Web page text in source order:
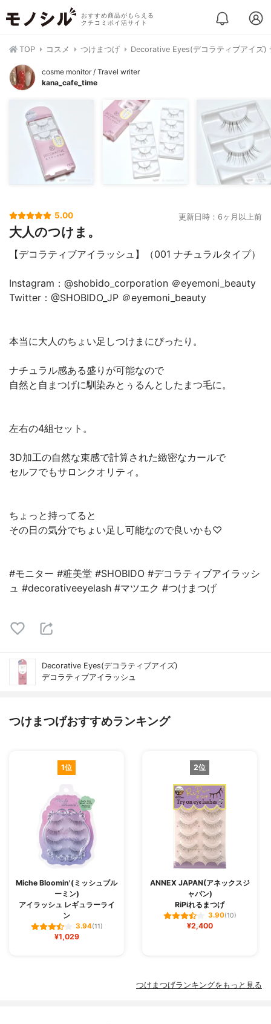
おすすめ商品がもらえる
クチコミポイ活サイト
TOP コスメ つけまつげ Decorative Eyes(デコラティブアイズ)
cosme monitor / Travel writer
kana_cafe_time
5.00 更新日時：6ヶ月以上前
大人のつけま。
【デコラティブアイラッシュ】（001 ナチュラルタイプ）
Instagram：@shobido_corporation ＠eyemoni_beauty
Twitter：@SHOBIDO_JP ＠eyemoni_beauty
本当に大人のちょい足しつけまにぴったり。
ナチュラル感ある盛りが可能なので
自然と自まつげに馴染みとぅるんとしたまつ毛に。
左右の4組セット。
3D加工の自然な束感で計算された緻密なカールで
セルフでもサロンクオリティ。
ちょっと持ってると
その日の気分でちょい足し可能なので良いかも♡
#モニター #粧美堂 #SHOBIDO #デコラティブアイラッシ
ュ #decorativeeyelash #マツエク #つけまつげ
Decorative Eyes(デコラティブアイズ)
デコラティブアイラッシュ
つけまつげおすすめランキング
1位
Miche Bloomin'(ミッシュブル
ーミン)
アイラッシュ レギュラーライ
ン
3.94(11)
¥1,029
2位
ANNEX JAPAN(アネックスジ
ャパン)
RiPiれるまつげ
3.90(10)
¥2,400
つけまつげランキングをもっと見る